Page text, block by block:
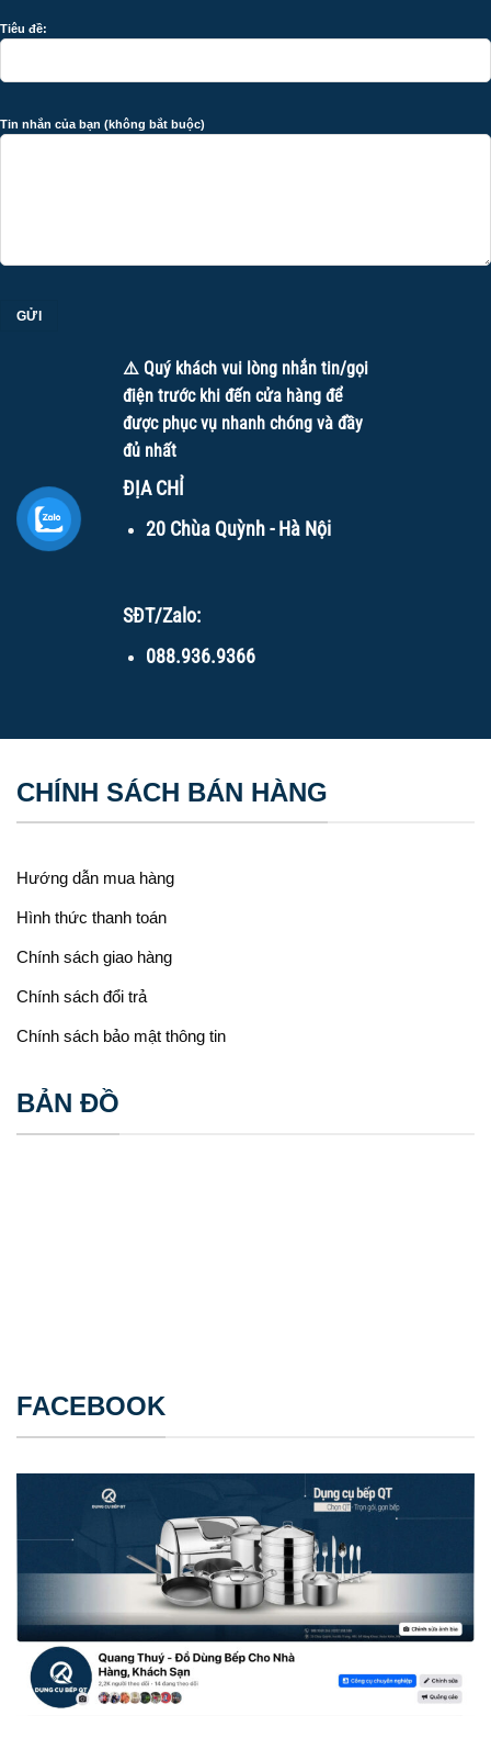
Tiêu đề:
Tin nhắn của bạn (không bắt buộc)
⚠️ Quý khách vui lòng nhắn tin/gọi
điện trước khi đến cửa hàng để
được phục vụ nhanh chóng và đầy
đủ nhất
ĐỊA CHỈ
20 Chùa Quỳnh - Hà Nội
SĐT/Zalo:
088.936.9366
CHÍNH SÁCH BÁN HÀNG
Hướng dẫn mua hàng
Hình thức thanh toán
Chính sách giao hàng
Chính sách đổi trả
Chính sách bảo mật thông tin
BẢN ĐỒ
FACEBOOK